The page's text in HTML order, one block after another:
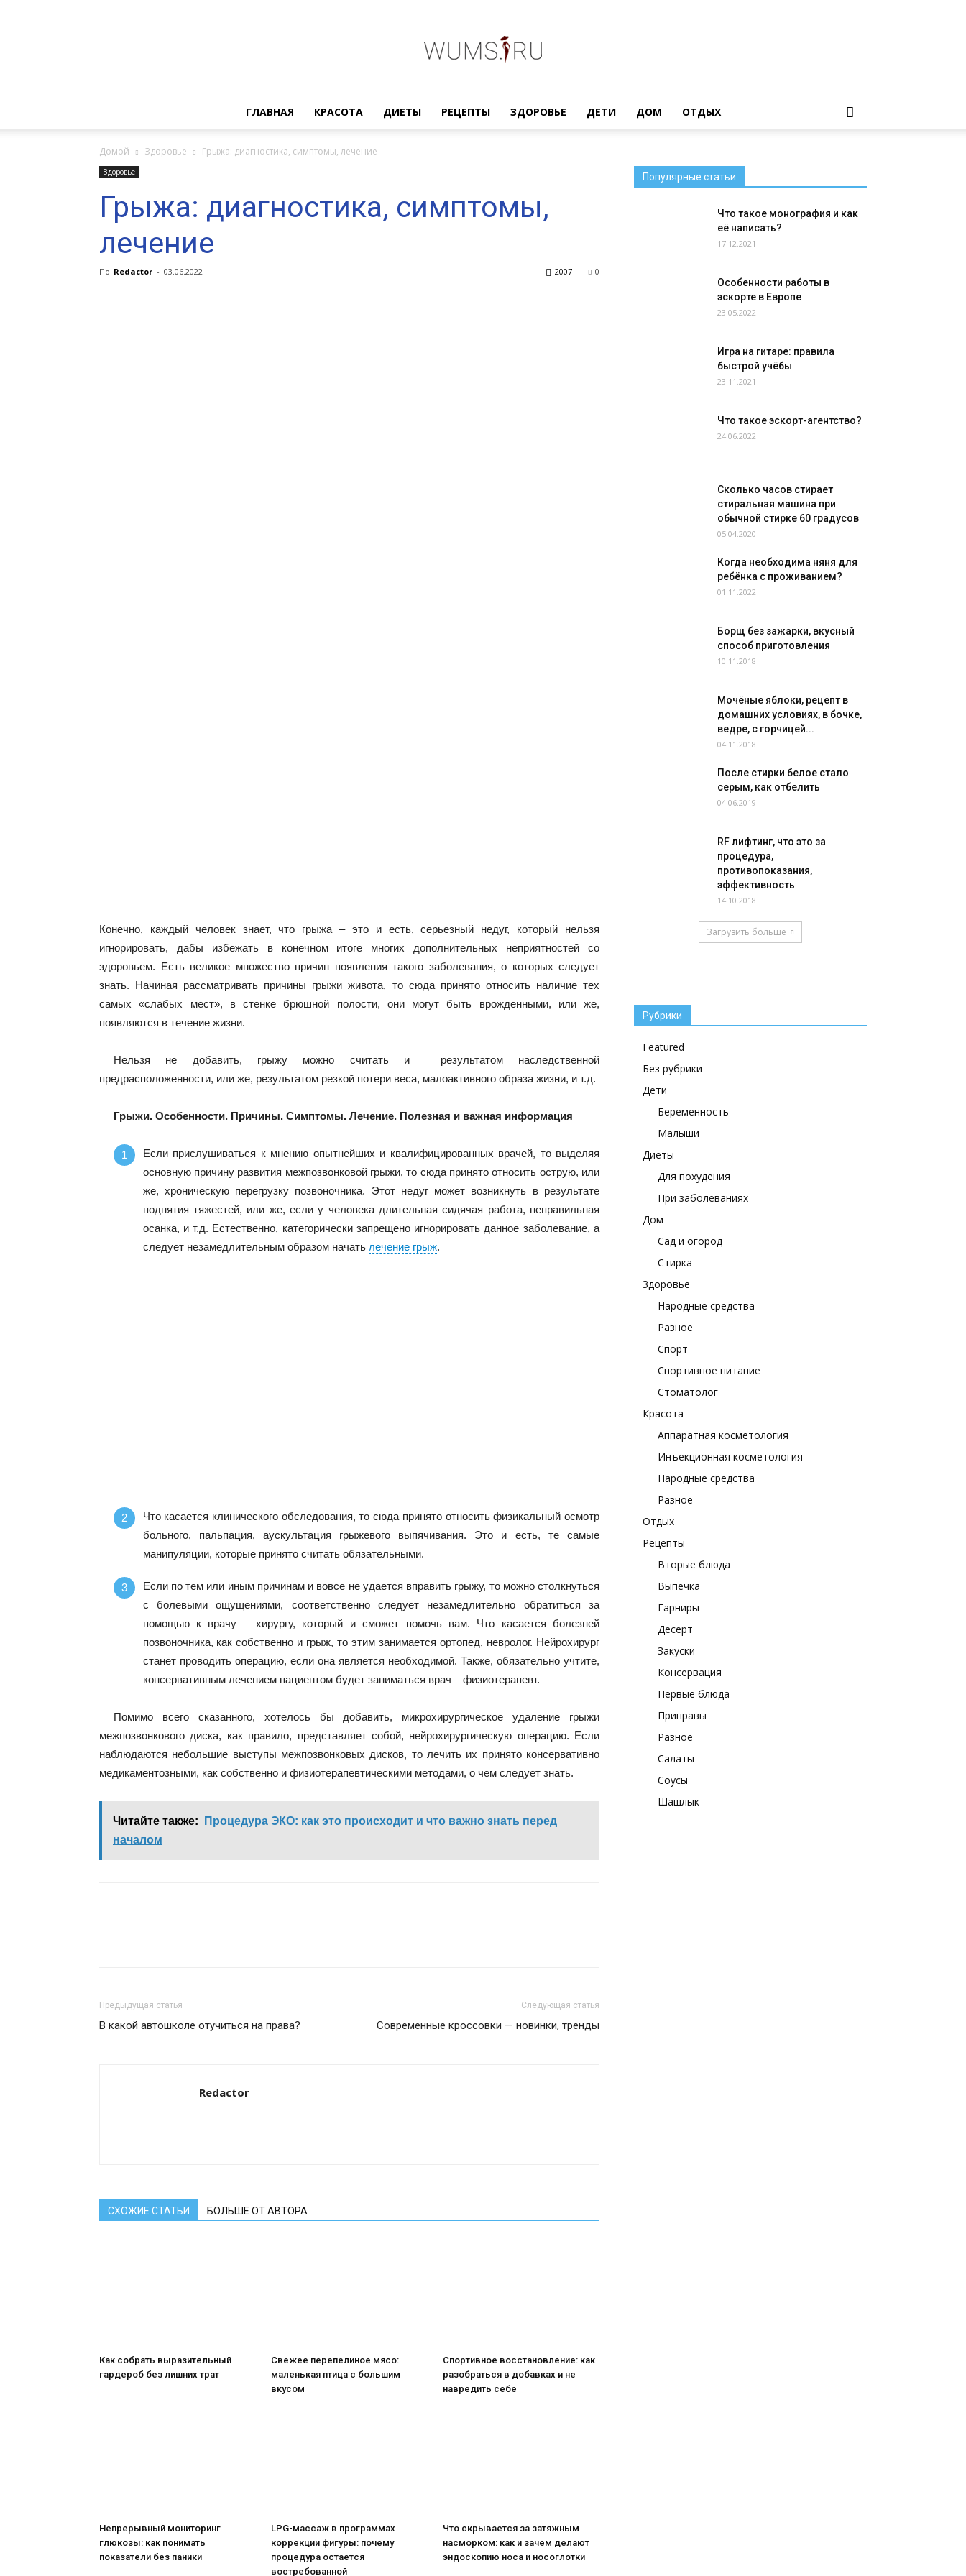
Женский
журнал
ГЛАВНАЯ КРАСОТА ДИЕТЫ РЕЦЕПТЫ ЗДОРОВЬЕ ДЕТИ ДОМ ОТДЫХ
Домой Здоровье Грыжа: диагностика, симптомы, лечение
Здоровье
Грыжа: диагностика, симптомы,
лечение
По Redactor - 03.06.2022 0
2007
Конечно, каждый человек знает, что грыжа – это и есть, серьезный недуг, который нельзя
игнорировать, дабы избежать в конечном итоге многих дополнительных неприятностей со
здоровьем. Есть великое множество причин появления такого заболевания, о которых следует
знать. Начиная рассматривать причины грыжи живота, то сюда принято относить наличие тех
самых «слабых мест», в стенке брюшной полости, они могут быть врожденными, или же,
появляются в течение жизни.
Нельзя не добавить, грыжу можно считать и результатом наследственной
предрасположенности, или же, результатом резкой потери веса, малоактивного образа жизни, и т.д.
Грыжи. Особенности. Причины. Симптомы. Лечение. Полезная и важная информация
Если прислушиваться к мнению опытнейших и квалифицированных врачей, то выделяя
основную причину развития межпозвонковой грыжи, то сюда принято относить острую, или
же, хроническую перегрузку позвоночника. Этот недуг может возникнуть в результате
поднятия тяжестей, или же, если у человека длительная сидячая работа, неправильная
осанка, и т.д. Естественно, категорически запрещено игнорировать данное заболевание, а
следует незамедлительным образом начать лечение грыж.
Что касается клинического обследования, то сюда принято относить физикальный осмотр
больного, пальпация, аускультация грыжевого выпячивания. Это и есть, те самые
манипуляции, которые принято считать обязательными.
Если по тем или иным причинам и вовсе не удается вправить грыжу, то можно столкнуться
с болевыми ощущениями, соответственно следует незамедлительно обратиться за
помощью к врачу – хирургу, который и сможет помочь вам. Что касается болезней
позвоночника, как собственно и грыж, то этим занимается ортопед, невролог. Нейрохирург
станет проводить операцию, если она является необходимой. Также, обязательно учтите,
консервативным лечением пациентом будет заниматься врач – физиотерапевт.
Помимо всего сказанного, хотелось бы добавить, микрохирургическое удаление грыжи
межпозвонкового диска, как правило, представляет собой, нейрохирургическую операцию. Если
наблюдаются небольшие выступы межпозвонковых дисков, то лечить их принято консервативно
медикаментозными, как собственно и физиотерапевтическими методами, о чем следует знать.
Читайте также:
Процедура ЭКО: как это происходит и что важно знать перед
началом
Предыдущая статья
В какой автошколе отучиться на права?
Следующая статья
Современные кроссовки — новинки, тренды
Redactor
СХОЖИЕ СТАТЬИ БОЛЬШЕ ОТ АВТОРА
Как собрать выразительный
гардероб без лишних трат
Свежее перепелиное мясо:
маленькая птица с большим
вкусом
Спортивное восстановление: как
разобраться в добавках и не
навредить себе
Непрерывный мониторинг
глюкозы: как понимать
показатели без паники
LPG-массаж в программах
коррекции фигуры: почему
процедура остается
востребованной
Что скрывается за затяжным
насморком: как и зачем делают
эндоскопию носа и носоглотки
Популярные статьи
Что такое монография и как
её написать?
17.12.2021
Особенности работы в
эскорте в Европе
23.05.2022
Игра на гитаре: правила
быстрой учёбы
23.11.2021
Что такое эскорт-агентство?
24.06.2022
Сколько часов стирает
стиральная машина при
обычной стирке 60 градусов
05.04.2020
Когда необходима няня для
ребёнка с проживанием?
01.11.2022
Борщ без зажарки, вкусный
способ приготовления
10.11.2018
Мочёные яблоки, рецепт в
домашних условиях, в бочке,
ведре, с горчицей...
04.11.2018
После стирки белое стало
серым, как отбелить
04.06.2019
RF лифтинг, что это за
процедура,
противопоказания,
эффективность
14.10.2018
Загрузить больше
Рубрики
Featured
Без рубрики
Дети
Беременность
Малыши
Диеты
Для похудения
При заболеваниях
Дом
Сад и огород
Стирка
Здоровье
Народные средства
Разное
Спорт
Спортивное питание
Стоматолог
Красота
Аппаратная косметология
Инъекционная косметология
Народные средства
Разное
Отдых
Рецепты
Вторые блюда
Выпечка
Гарниры
Десерт
Закуски
Консервация
Первые блюда
Приправы
Разное
Салаты
Соусы
Шашлык